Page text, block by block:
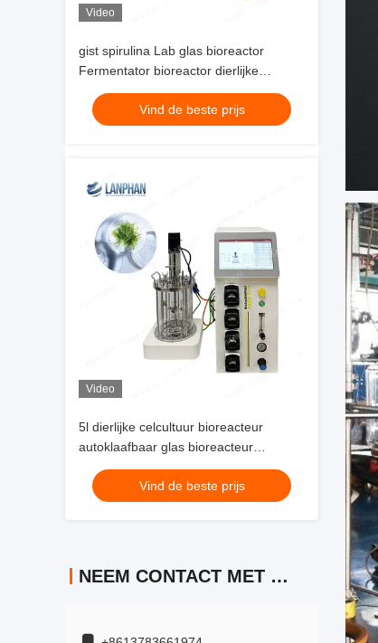
Video
gist spirulina Lab glas bioreactor
Fermentator bioreactor dierlijke
celcultuur bioreactor 10L/5L
Vind de beste prijs
Video
5l dierlijke celcultuur bioreacteur
autoklaafbaar glas bioreacteur
microbiële fermentator
Vind de beste prijs
NEEM CONTACT MET ONS OP